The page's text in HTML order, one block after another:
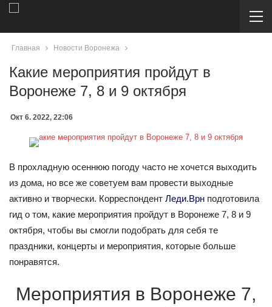
Главная Новости Воронежа
Какие мероприятия пройдут в
Воронеже 7, 8 и 9 октября
Окт 6. 2022, 22:06
В прохладную осеннюю погоду часто не хочется выходить
из дома, но все же советуем вам провести выходные
активно и творчески. Корреспондент Леди.Врн подготовила
гид о том, какие мероприятия пройдут в Воронеже 7, 8 и 9
октября, чтобы вы смогли подобрать для себя те
праздники, концерты и мероприятия, которые больше
понравятся.
Мероприятия в Воронеже 7,